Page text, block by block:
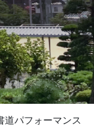
道パフォーマンス